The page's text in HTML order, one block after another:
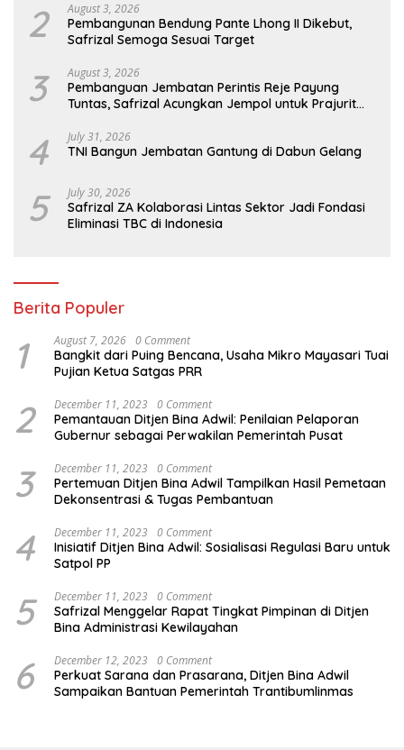
2 August 3, 2026
Pembangunan Bendung Pante Lhong II Dikebut,
Safrizal Semoga Sesuai Target
3 August 3, 2026
Pembanguan Jembatan Perintis Reje Payung
Tuntas, Safrizal Acungkan Jempol untuk Prajurit
4 July 31, 2026
TNI Bangun Jembatan Gantung di Dabun Gelang
5 July 30, 2026
Safrizal ZA Kolaborasi Lintas Sektor Jadi Fondasi
Eliminasi TBC di Indonesia
Berita Populer
1 August 7, 2026 0 Comment
Bangkit dari Puing Bencana, Usaha Mikro Mayasari Tuai
Pujian Ketua Satgas PRR
2 December 11, 2023 0 Comment
Pemantauan Ditjen Bina Adwil: Penilaian Pelaporan
Gubernur sebagai Perwakilan Pemerintah Pusat
3 December 11, 2023 0 Comment
Pertemuan Ditjen Bina Adwil Tampilkan Hasil Pemetaan
Dekonsentrasi & Tugas Pembantuan
4 December 11, 2023 0 Comment
Inisiatif Ditjen Bina Adwil: Sosialisasi Regulasi Baru untuk
Satpol PP
5 December 11, 2023 0 Comment
Safrizal Menggelar Rapat Tingkat Pimpinan di Ditjen
Bina Administrasi Kewilayahan
6 December 12, 2023 0 Comment
Perkuat Sarana dan Prasarana, Ditjen Bina Adwil
Sampaikan Bantuan Pemerintah Trantibumlinmas